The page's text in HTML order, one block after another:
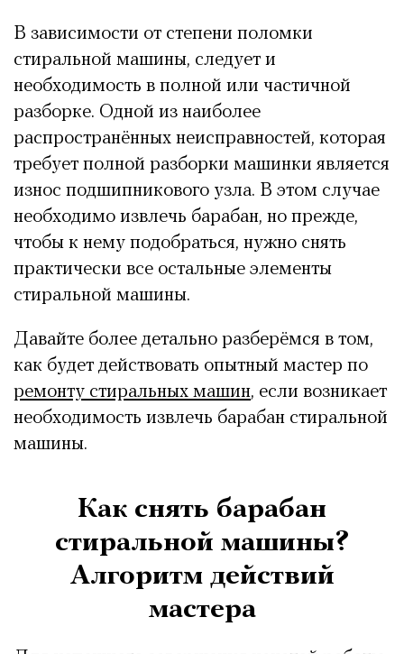
В зависимости от степени поломки
стиральной машины, следует и
необходимость в полной или частичной
разборке. Одной из наиболее
распространённых неисправностей, которая
требует полной разборки машинки является
износ подшипникового узла. В этом случае
необходимо извлечь барабан, но прежде,
чтобы к нему подобраться, нужно снять
практически все остальные элементы
стиральной машины.
Давайте более детально разберёмся в том,
как будет действовать опытный мастер по
ремонту стиральных машин, если возникает
необходимость извлечь барабан стиральной
машины.
Как снять барабан
стиральной машины?
Алгоритм действий
мастера